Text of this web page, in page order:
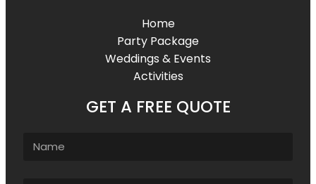
Home
Party Package
Weddings & Events
Activities
GET A FREE QUOTE